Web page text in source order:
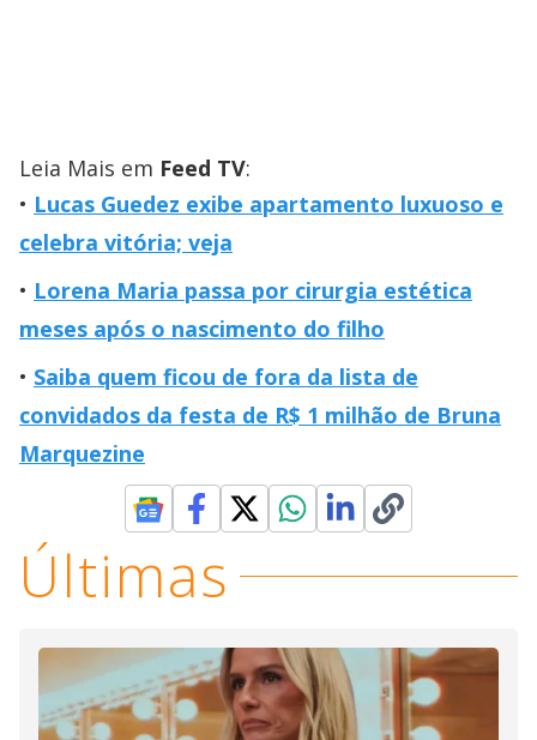
Leia Mais em Feed TV:
Lucas Guedez exibe apartamento luxuoso e
celebra vitória; veja
Lorena Maria passa por cirurgia estética
meses após o nascimento do filho
Saiba quem ficou de fora da lista de
convidados da festa de R$ 1 milhão de Bruna
Marquezine
Últimas